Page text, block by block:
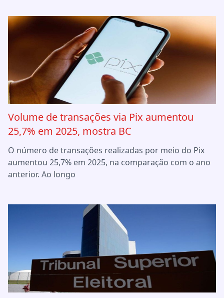
Volume de transações via Pix aumentou
25,7% em 2025, mostra BC
O número de transações realizadas por meio do Pix
aumentou 25,7% em 2025, na comparação com o ano
anterior. Ao longo